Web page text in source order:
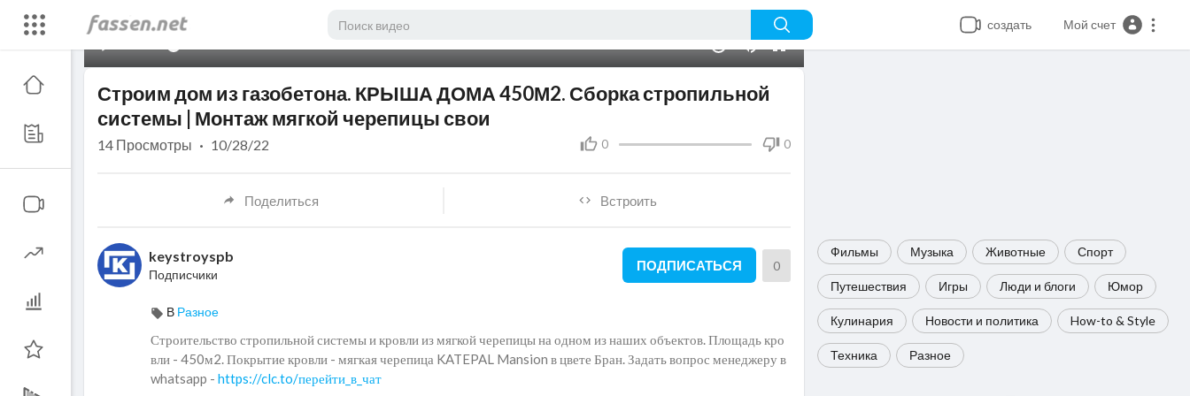
создать Мой счет
Фильмы Музыка Животные Спорт
Путешествия Игры Люди и блоги Юмор
Кулинария Новости и политика How-to & Style
Техника Разное
Строим дом из газобетона. КРЫША ДОМА 450М2. Сборка стропильной
системы | Монтаж мягкой черепицы свои
0 0
14 Просмотры · 10/28/22
Поделиться Встроить
keystroyspb
Подписчики
ПОДПИСАТЬСЯ 0
В Разное
Строительство стропильной системы и кровли из мягкой черепицы на одном из наших объектов. Площадь кро
вли - 450м2. Покрытие кровли - мягкая черепица KATEPAL Mansion в цвете Бран. Задать вопрос менеджеру в
whatsapp - https://clc.to/перейти_в_чат